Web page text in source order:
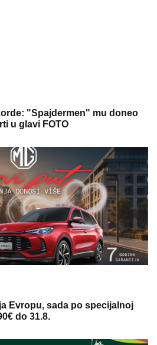
"Spajdermen" mu doneo
u glavi FOTO
Evropu, sada po specijalnoj
do 31.8.